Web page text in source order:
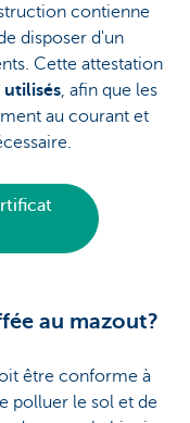
contienne
disposer d'un
Cette attestation
, afin que les
au courant et
au mazout?
être conforme à
polluer le sol et de